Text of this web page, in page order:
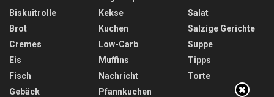
Biskuitrolle
Brot
Cremes
Eis
Fisch
Gebäck
Kekse
Kuchen
Low-Carb
Muffins
Nachricht
Pfannkuchen
Salat
Salzige Gerichte
Suppe
Tipps
Torte